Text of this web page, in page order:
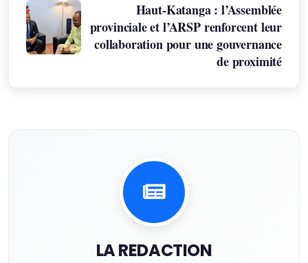
Haut-Katanga : l’Assemblée
provinciale et l’ARSP renforcent leur
collaboration pour une gouvernance
de proximité
LA REDACTION